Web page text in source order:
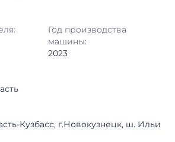
Кемеровская Область
Год производства
машины:
2023
Кузбасс, г.Новокузнецк, ш. Ильи